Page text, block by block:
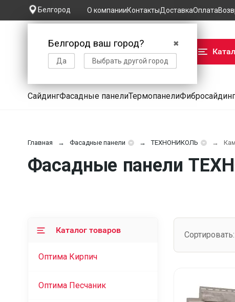
Белгород
✖
Белгород ваш город?
Да Выбрать другой город
О компанииКонтактыДоставкаОплата
СайдингФасадные панелиТермопанелиФибросайдинг
Главная Фасадные панели ТЕХНОНИКОЛЬ
Фасадные панели
Сортировать:
Каталог товаров
Оптима Кирпич
Оптима Песчаник